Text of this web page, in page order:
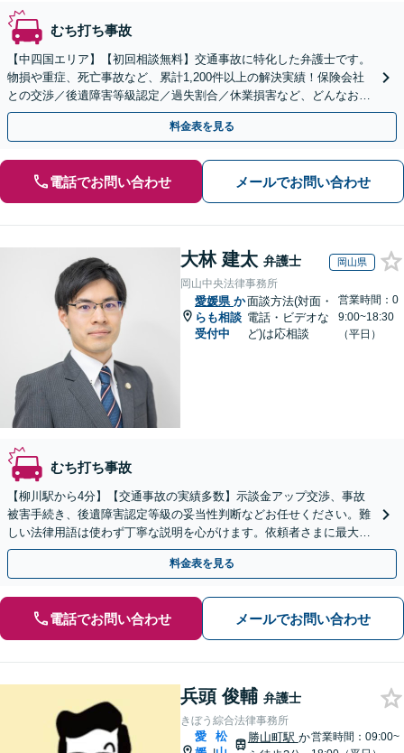
むち打ち事故
【中四国エリア】【初回相談無料】交通事故に特化した弁護士です。
物損や重症、死亡事故など、累計1,200件以上の解決実績！保険会社
との交渉／後遺障害等級認定／過失割合／休業損害など、どんなお悩
みもご相談ください【夜間・休日面談可】【完全個室】
料金表を見る
電話でお問い合わせ メールでお問い合わせ
大林 建太 弁護士 岡山県
岡山中央法律事務所
愛媛県 か
らも相談
受付中
面談方法(対面・
電話・ビデオな
ど)は応相談
営業時間：0
9:00~18:30
（平日）
むち打ち事故
【柳川駅から4分】【交通事故の実績多数】示談金アップ交渉、事故
被害手続き、後遺障害認定等級の妥当性判断などお任せください。難
しい法律用語は使わず丁寧な説明を心がけます。依頼者さまに最大限
ご納得いただける解決策を提案します。【子連れ相談可】
料金表を見る
電話でお問い合わせ メールでお問い合わせ
兵頭 俊輔 弁護士
きぼう綜合法律事務所
愛
松
勝山町駅 か営業時間：09:00~